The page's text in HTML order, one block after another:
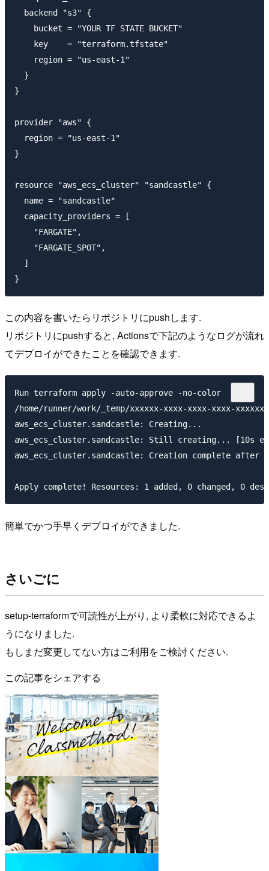
  backend "s3" {
    bucket = "YOUR TF STATE BUCKET"
    key    = "terraform.tfstate"
    region = "us-east-1"
  }
}
provider "aws" {
  region = "us-east-1"
}
resource "aws_ecs_cluster" "sandcastle" {
  name = "sandcastle"
  capacity_providers = [
    "FARGATE",
    "FARGATE_SPOT",
  ]
この内容を書いたらリポジトリにpushします.
リポジトリにpushすると, Actionsで下記のようなログが流れ
てデプロイができたことを確認できます.
Run terraform apply -auto-approve -no-color
/home/runner/work/_temp/xxxxxx-xxxx-xxxx-xxxx-
aws_ecs_cluster.sandcastle: Creating...
aws_ecs_cluster.sandcastle: Still creating... [10s
aws_ecs_cluster.sandcastle: Creation complete
簡単でかつ手早くデプロイができました.
さいごに
setup-terraformで可読性が上がり, より柔軟に対応できるよ
うになりました.
もしまだ変更してない方はご利用をご検討ください.
この記事をシェアする